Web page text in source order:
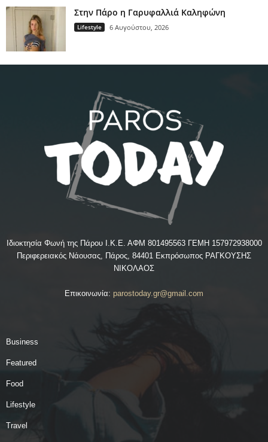
Στην Πάρο η Γαρυφαλλιά Καληφώνη
Lifestyle 6 Αυγούστου, 2026
Ιδιοκτησία Φωνή της Πάρου Ι.Κ.Ε. ΑΦΜ 801495563 ΓΕΜΗ 157972938000
Περιφερειακός Νάουσας, Πάρος, 84401 Εκπρόσωπος ΡΑΓΚΟΥΣΗΣ
ΝΙΚΟΛΑΟΣ
Επικοινωνία: parostoday.gr@gmail.com
Business
Featured
Food
Lifestyle
Travel